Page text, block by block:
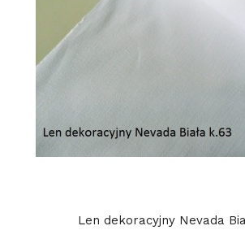
Len dekoracyjny Nevada